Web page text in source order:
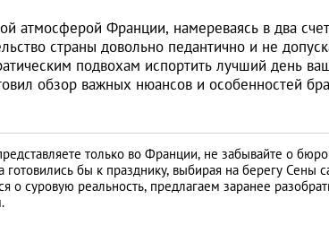
атмосферой Франции, намереваясь в два
страны довольно педантично и не
подвохам испортить лучший день
обзор важных нюансов и особенностей
только во Франции, не забывайте о
бы к празднику, выбирая на берегу Сены
о суровую реальность, предлагаем заранее